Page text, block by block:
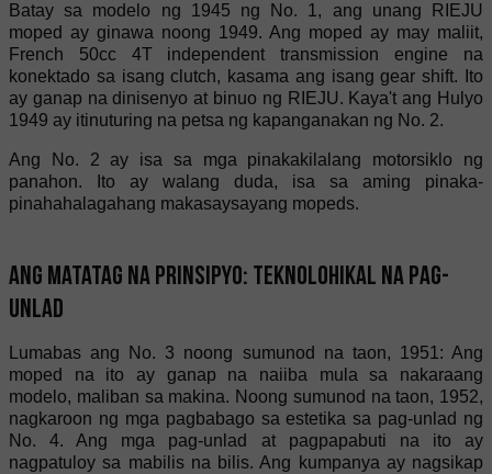
Batay sa modelo ng 1945 ng No. 1, ang unang RIEJU
moped ay ginawa noong 1949. Ang moped ay may maliit,
French 50cc 4T independent transmission engine na
konektado sa isang clutch, kasama ang isang gear shift. Ito
ay ganap na dinisenyo at binuo ng RIEJU. Kaya't ang Hulyo
1949 ay itinuturing na petsa ng kapanganakan ng No. 2.
Ang No. 2 ay isa sa mga pinakakilalang motorsiklo ng
panahon. Ito ay walang duda, isa sa aming pinaka-
pinahahalagahang makasaysayang mopeds.
Ang matatag na prinsipyo: teknolohikal na pag-
unlad
Lumabas ang No. 3 noong sumunod na taon, 1951: Ang
moped na ito ay ganap na naiiba mula sa nakaraang
modelo, maliban sa makina. Noong sumunod na taon, 1952,
nagkaroon ng mga pagbabago sa estetika sa pag-unlad ng
No. 4. Ang mga pag-unlad at pagpapabuti na ito ay
nagpatuloy sa mabilis na bilis. Ang kumpanya ay nagsikap